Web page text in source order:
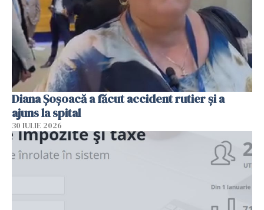
Diana Șoșoacă a făcut accident rutier și a
ajuns la spital
30 IULIE 2026